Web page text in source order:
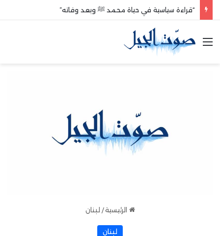
“قراءة سياسية في حياة محمد ﷺ وبعد وفاته”
القائمة
الرئيسية / لبنان
لبنان